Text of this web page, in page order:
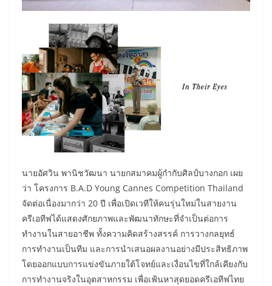
นายอัศวิน พานิชวัฒนา นายกสมาคมผู้กำกับศิลป์บางกอก เผย
ว่า โครงการ B.A.D Young Cannes Competition Thailand
จัดต่อเนื่องมากว่า 20 ปี เพื่อเปิดเวทีให้คนรุ่นใหม่ในสายงาน
ครีเอทีฟได้แสดงศักยภาพและพัฒนาทักษะที่จำเป็นต่อการ
ทำงานในสายอาชีพ ทั้งความคิดสร้างสรรค์ การวางกลยุทธ์
การทำงานเป็นทีม และการนำเสนอผลงานอย่างมีประสิทธิภาพ
โดยออกแบบการแข่งขันภายใต้โจทย์และเงื่อนไขที่ใกล้เคียงกับ
การทำงานจริงในอุตสาหกรรม เพื่อเฟ้นหาสุดยอดครีเอทีฟไทย